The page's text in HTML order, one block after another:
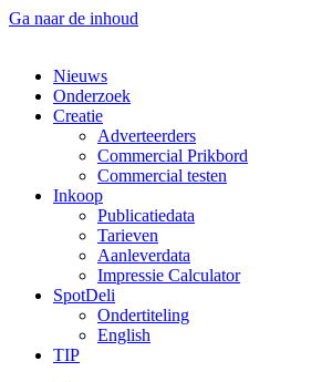
Ga naar de inhoud
Nieuws
Onderzoek
Creatie
Adverteerders
Commercial Prikbord
Commercial testen
Inkoop
Publicatiedata
Tarieven
Aanleverdata
Impressie Calculator
SpotDeli
Ondertiteling
English
TIP